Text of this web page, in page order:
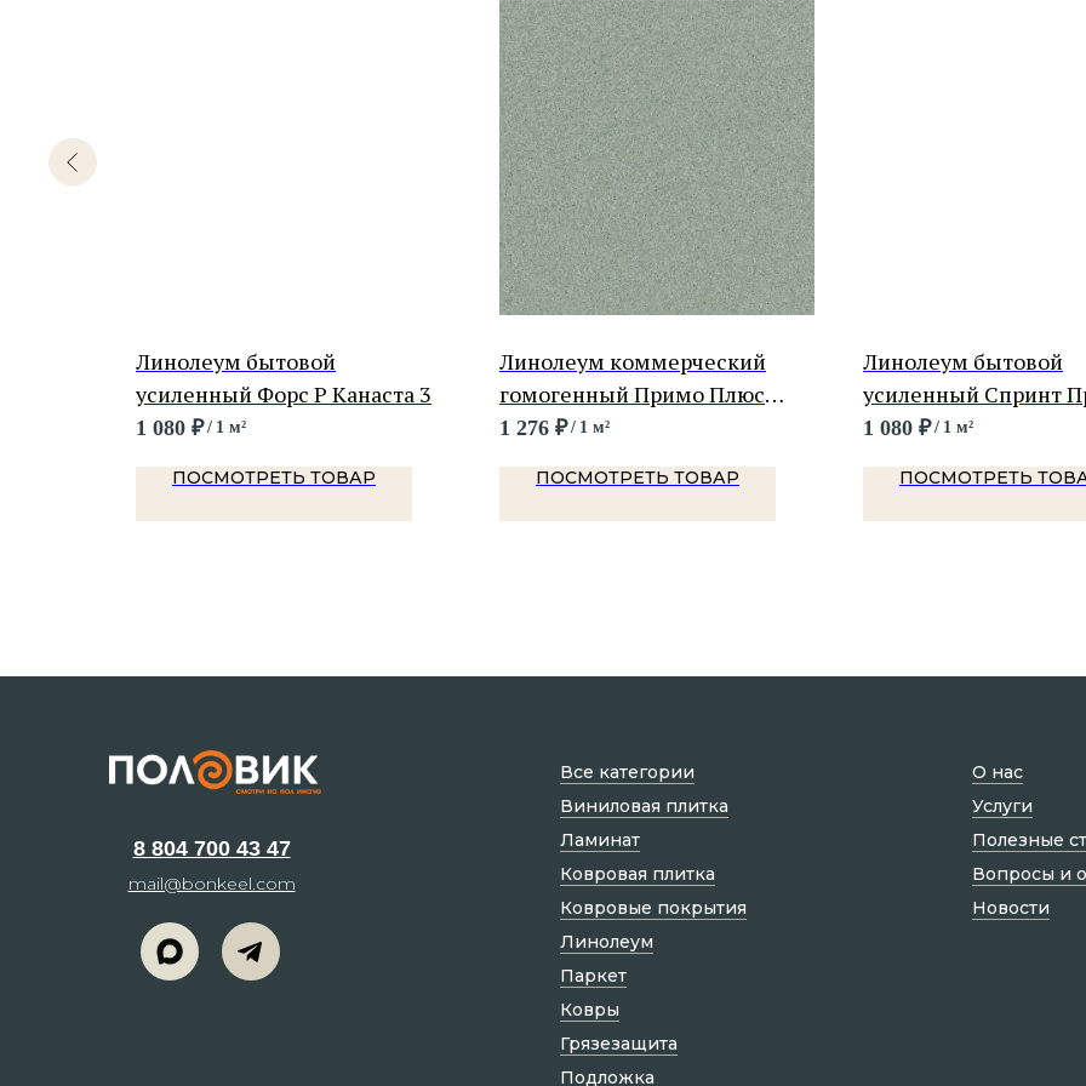
Линолеум бытовой
усиленный Форс Р Канаста 3
1 080 ₽/ 1 м²
ПОСМОТРЕТЬ ТОВАР
Линолеум коммерческий
гомогенный Примо Плюс
Депо 311
1 276 ₽/ 1 м²
ПОСМОТРЕТЬ ТОВАР
Линолеум бытовой
усиленный Спринт
Хистори 1
1 080 ₽/ 1 м²
ПОСМОТРЕТЬ
8 804 700 43 47
mail@bonkeel.com
О нас
Услуги
Полезные
Вопросы и
Новости
Все категории
Виниловая плитка
Ламинат
Ковровая плитка
Ковровые покрытия
Линолеум
Паркет
Ковры
Грязезащита
Подложка